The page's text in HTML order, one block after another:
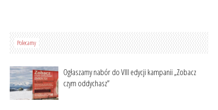
Polecamy
Ogłaszamy nabór do VIII edycji kampanii „Zobacz
czym oddychasz”